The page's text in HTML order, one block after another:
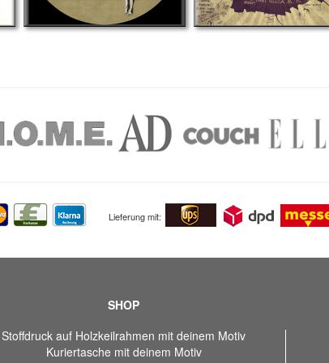
Lieferung mit:
SHOP
Stoffdruck auf Holzkeilrahmen mit deinem Motiv
Kuriertasche mit deinem Motiv